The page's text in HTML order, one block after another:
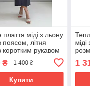
міді з льону
поясом, літня
коротким рукавом
₴ 1 400 ₴
Купити
1